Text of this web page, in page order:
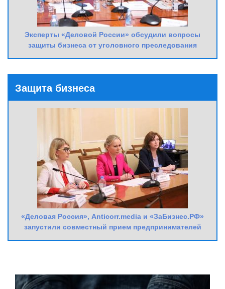
Эксперты «Деловой России» обсудили вопросы
защиты бизнеса от уголовного преследования
Защита бизнеса
«Деловая Россия», Anticorr.media и «ЗаБизнес.РФ»
запустили совместный прием предпринимателей